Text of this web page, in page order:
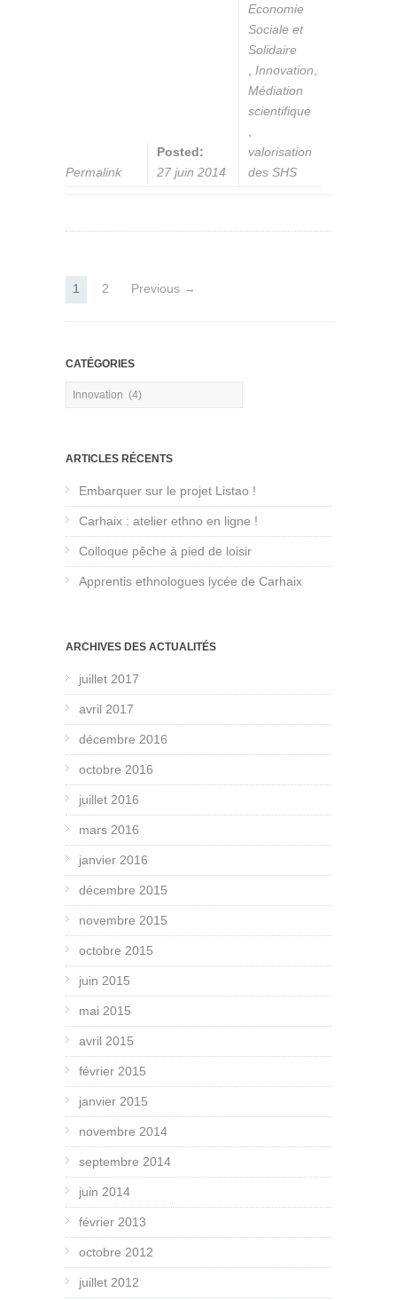
Permalink
Posted:
27 juin 2014
Economie
Sociale et
Solidaire
Innovation
Médiation
scientifique
valorisation
des SHS
1 2 Previous →
CATÉGORIES
Catégories
ARTICLES RÉCENTS
Embarquer sur le projet Listao !
Carhaix : atelier ethno en ligne !
Colloque pêche à pied de loisir
Apprentis ethnologues lycée de Carhaix
ARCHIVES DES ACTUALITÉS
juillet 2017
avril 2017
décembre 2016
octobre 2016
juillet 2016
mars 2016
janvier 2016
décembre 2015
novembre 2015
octobre 2015
juin 2015
mai 2015
avril 2015
février 2015
janvier 2015
novembre 2014
septembre 2014
juin 2014
février 2013
octobre 2012
juillet 2012